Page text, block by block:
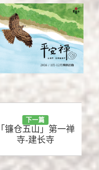
下一篇
「镰仓五山」第一禅
寺-建长寺